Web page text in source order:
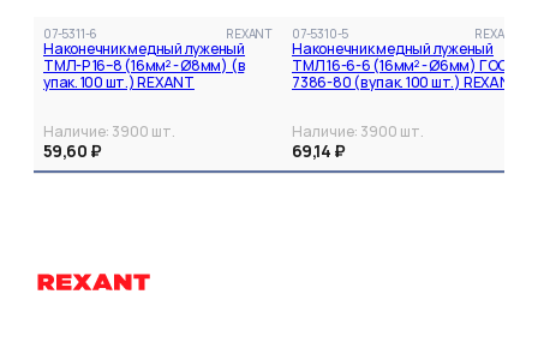
07-5311-6 REXANT
Наконечник медный луженый
ТМЛ-Р 16–8 (16мм² - Ø8мм) (в
упак. 100 шт.) REXANT
Наличие: 3900 шт.
59,60 ₽
07-5310-5 REXANT
Наконечник медный луженый
ТМЛ 16-6-6 (16мм² - Ø6мм) ГОСТ
7386-80 (в упак. 100 шт.) REXANT
Наличие: 3900 шт.
69,14 ₽